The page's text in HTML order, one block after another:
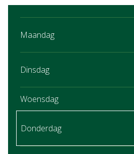
Maandag
Dinsdag
Woensdag
Donderdag